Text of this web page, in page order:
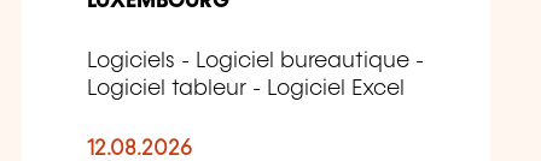
Logiciels - Logiciel bureautique -
Logiciel tableur - Logiciel Excel
12.08.2026